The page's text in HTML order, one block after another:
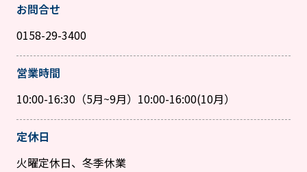
お問合せ
0158-29-3400
営業時間
10:00-16:30（5月~9月）10:00-16:00(10月）
定休日
火曜定休日、冬季休業